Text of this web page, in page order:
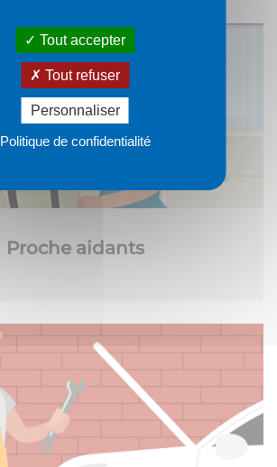
Proche aidants
Tout accepter
Tout refuser
Personnaliser
Politique de confidentialité